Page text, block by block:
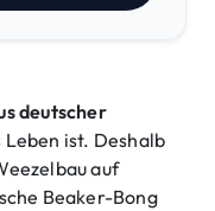
deutscher
ist. Deshalb
auf
Beaker-Bong